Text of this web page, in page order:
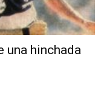
una hinchada